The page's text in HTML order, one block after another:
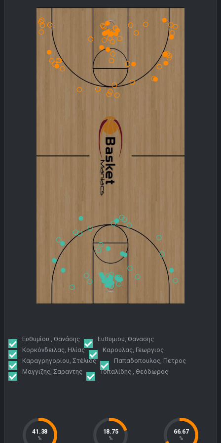
Ευθυμίου , Θανάσης
Ευθυμιου, Θανασης
Κορκόνδειλας, Ηλίας
Καρουλας, Γεωργιος
Καραγρηγορίου, Στέλιος
Παπαδοπουλος, Πετρος
Μαγγιζης, Σαραντης
Τοπαλίδης , Θεόδωρος
41.38
%
18.75
%
66.67
%